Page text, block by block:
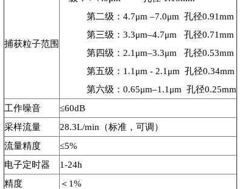
捕获粒子范围
第二级：4.7μm –7.0μm 孔径0.91mm
第三级：3.3μm–4.7μm 孔径0.71mm
第四级：2.1μm–3.3μm 孔径0.53mm
第五级：1.1μm - 2.1μm 孔径0.34mm
第六级：0.65μm–1.1μm 孔径0.25mm
工作噪音
≤60dB
采样流量
28.3L/min（标准，可调）
流量精度
≤5%
电子定时器
1-24h
精度
＜1%